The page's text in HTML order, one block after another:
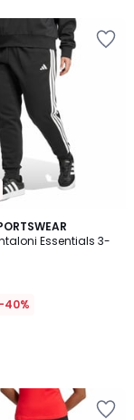
Essentials 3-
-40%